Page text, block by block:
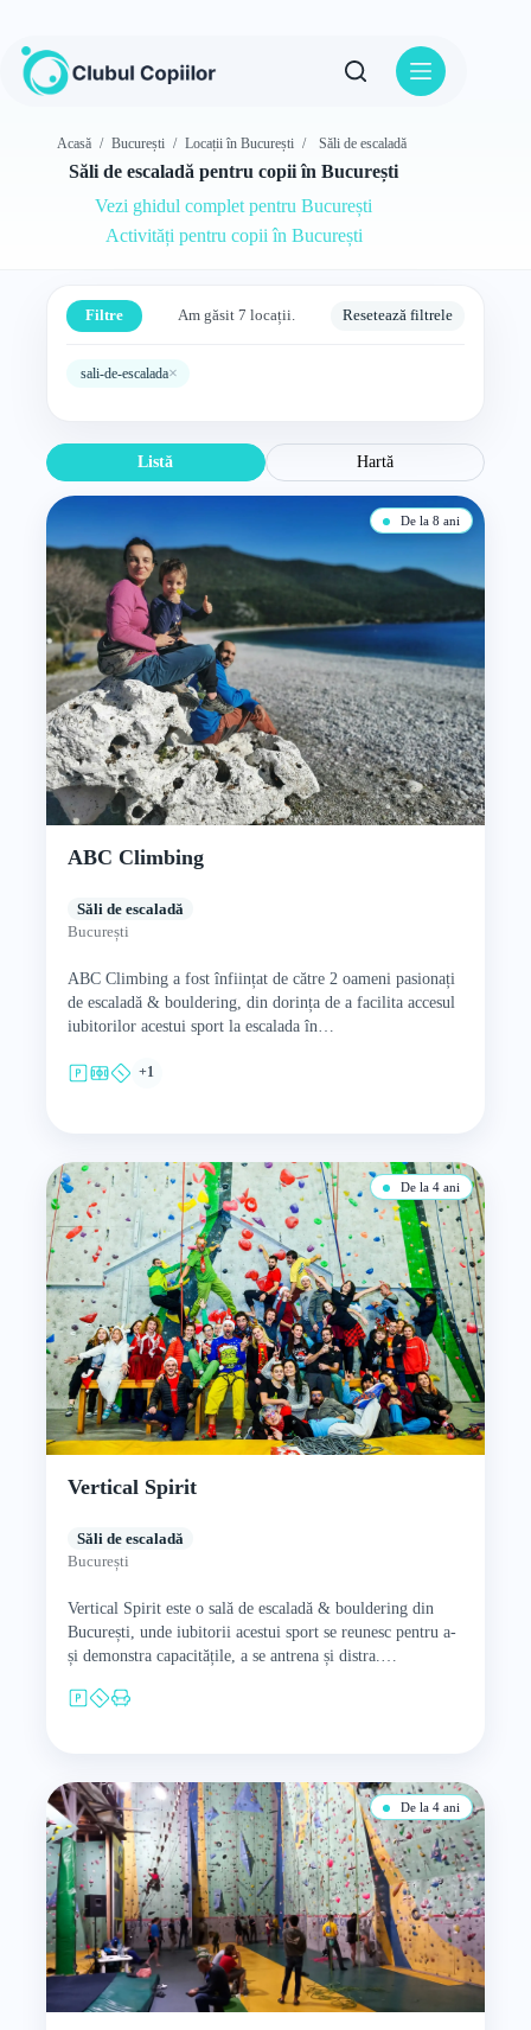
conținut
Acasă / București / Locații în București / Săli de escaladă
Săli de escaladă pentru copii în București
Vezi ghidul complet pentru București
Activități pentru copii în București
Filtre Am găsit 7 locații. Resetează filtrele
sali-de-escalada×
Listă Hartă
De la 8 ani
ABC Climbing
Săli de escaladă
București
ABC Climbing a fost înființat de către 2 oameni pasionați
de escaladă & bouldering, din dorința de a facilita accesul
iubitorilor acestui sport la escalada în…
+1
De la 4 ani
Vertical Spirit
Săli de escaladă
București
Vertical Spirit este o sală de escaladă & bouldering din
București, unde iubitorii acestui sport se reunesc pentru a-
și demonstra capacitățile, a se antrena și distra.…
De la 4 ani